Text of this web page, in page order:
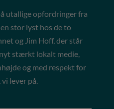
utallige opfordringer fra
stor lyst hos de to
og Jim Hoff, der står
stærkt lokalt medie,
og med respekt for
vi lever på.